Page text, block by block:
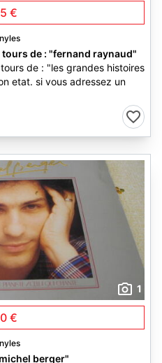
€
de : "fernand raynaud"
de : "les grandes histoires
etat. si vous adressez un
1
€
berger"